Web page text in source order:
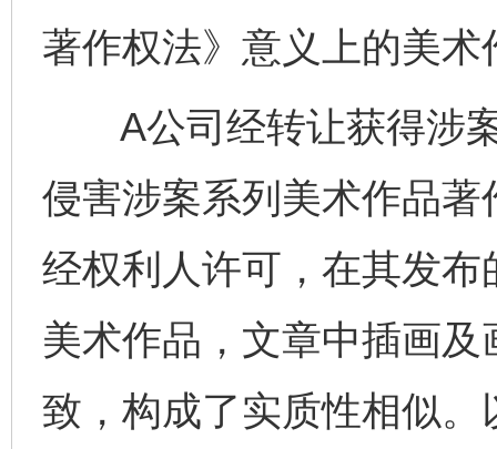
著作权法》意义上的美
A公司经转让获得涉案
侵害涉案系列美术作品
经权利人许可，在其发
美术作品，文章中插画
致，构成了实质性相似